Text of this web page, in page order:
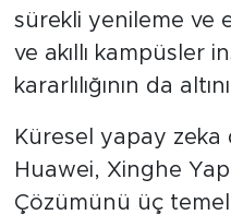
sürekli yenileme ve
ve akıllı kampüsler
kararlılığının da
Küresel yapay zeka
Huawei, Xinghe
Çözümünü üç